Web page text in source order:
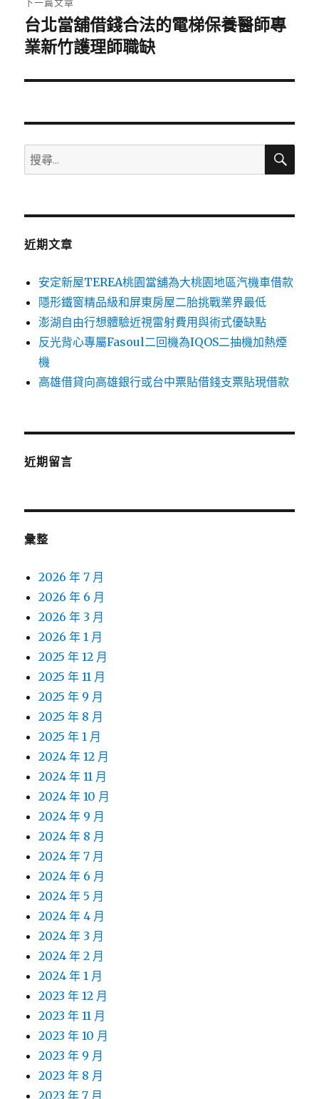
下
一
文
台北當舖借錢合法的電梯保養醫師專
業新竹護理師職缺
搜
尋
鍵
搜
近期文章
安定新屋TEREA桃園當舖為大桃園地區汽機車借款
隱形鐵窗精品級和屏東房屋二胎挑戰業界最低
澎湖自由行想體驗近視雷射費用與術式優缺點
反光背心專屬Fasoul二回機為IQOS二抽機加熱煙
機
高雄借貸向高雄銀行或台中票貼借錢支票貼現借款
近期留言
彙整
2026 年 7 月
2026 年 6 月
2026 年 3 月
2026 年 1 月
2025 年 12 月
2025 年 11 月
2025 年 9 月
2025 年 8 月
2025 年 1 月
2024 年 12 月
2024 年 11 月
2024 年 10 月
2024 年 9 月
2024 年 8 月
2024 年 7 月
2024 年 6 月
2024 年 5 月
2024 年 4 月
2024 年 3 月
2024 年 2 月
2024 年 1 月
2023 年 12 月
2023 年 11 月
2023 年 10 月
2023 年 9 月
2023 年 8 月
2023 年 7 月